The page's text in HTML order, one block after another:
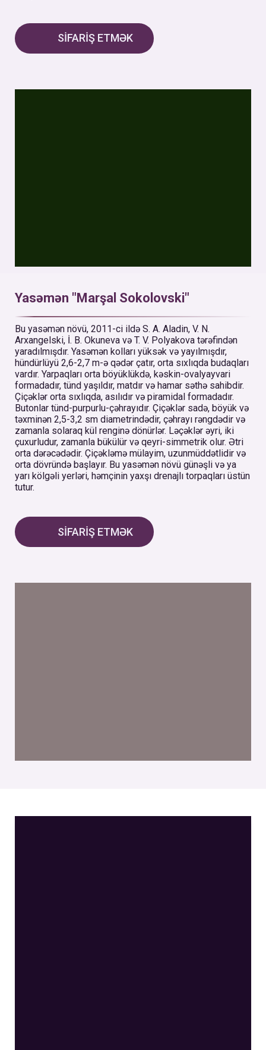
SİFARİŞ ETMƏK
Yasəmən "Marşal Sokolovski"
Bu yasəmən növü, 2011-ci ildə S. A. Aladin, V. N.
Arxangelski, İ. B. Okuneva və T. V. Polyakova tərəfindən
yaradılmışdır. Yasəmən kolları yüksək və yayılmışdır,
hündürlüyü 2,6-2,7 m-ə qədər çatır, orta sıxlıqda budaqları
vardır. Yarpaqları orta böyüklükdə, kəskin-ovalyayvari
formadadır, tünd yaşıldır, matdır və hamar səthə sahibdir.
Çiçəklər orta sıxlıqda, asılıdır və piramidal formadadır.
Butonlar tünd-purpurlu-çəhrayıdır. Çiçəklər sadə, böyük və
təxminən 2,5-3,2 sm diametrindədir, çəhrayı rəngdədir və
zamanla solaraq kül renginə dönürlər. Ləçəklər əyri, iki
çuxurludur, zamanla bükülür və qeyri-simmetrik olur. Ətri
orta dərəcədədir. Çiçəkləmə mülayim, uzunmüddətlidir və
orta dövründə başlayır. Bu yasəmən növü günəşli və ya
yarı kölgəli yerləri, həmçinin yaxşı drenajlı torpaqları üstün
tutur.
SİFARİŞ ETMƏK